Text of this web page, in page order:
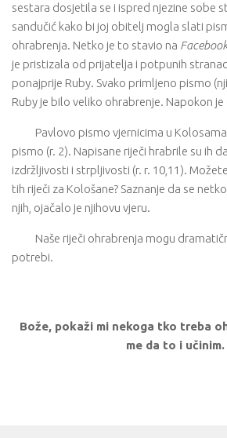
sestara dosjetila se i ispred njezine sobe
sandučić kako bi joj obitelj mogla slati
ohrabrenja. Netko je to stavio na Facebook
je pristizala od prijatelja i potpunih
ponajprije Ruby. Svako primljeno pismo
Ruby je bilo veliko ohrabrenje. Napokon je
Pavlovo pismo vjernicima u
pismo (r. 2). Napisane riječi hrabrile su ih
izdržljivosti i strpljivosti (r. r. 10,11).
tih riječi za Kološane? Saznanje da se
njih, ojačalo je njihovu vjeru.
Naše riječi ohrabrenja mogu
potrebi.
Bože, pokaži mi nekoga tko treba
me da to i učinim.